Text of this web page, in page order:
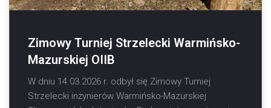
Zimowy Turniej Strzelecki Warmińsko-
Mazurskiej OIIB
W dniu 14.03.2026 r. odbył się Zimowy Turniej
Strzelecki inżynierów Warmińsko-Mazurskiej